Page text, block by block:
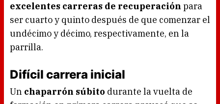
excelentes carreras de recuperación para
ser cuarto y quinto después de que comenzar el
undécimo y décimo, respectivamente, en la
parrilla.
Difícil carrera inicial
Un chaparrón súbito durante la vuelta de